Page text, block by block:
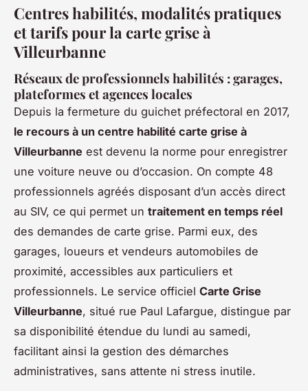
Centres habilités, modalités pratiques
et tarifs pour la carte grise à
Villeurbanne
Réseaux de professionnels habilités : garages,
plateformes et agences locales
Depuis la fermeture du guichet préfectoral en 2017,
le recours à un centre habilité carte grise à
Villeurbanne est devenu la norme pour enregistrer
une voiture neuve ou d’occasion. On compte 48
professionnels agréés disposant d’un accès direct
au SIV, ce qui permet un traitement en temps réel
des demandes de carte grise. Parmi eux, des
garages, loueurs et vendeurs automobiles de
proximité, accessibles aux particuliers et
professionnels. Le service officiel Carte Grise
Villeurbanne, situé rue Paul Lafargue, distingue par
sa disponibilité étendue du lundi au samedi,
facilitant ainsi la gestion des démarches
administratives, sans attente ni stress inutile.